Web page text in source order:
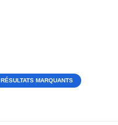
RÉSULTATS MARQUANTS